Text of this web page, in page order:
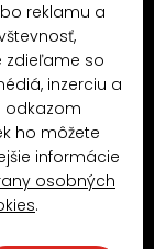
(189x)
reklamu a
zdieľame so
inzerciu a
odkazom
ho môžete
informácie
osobných
.